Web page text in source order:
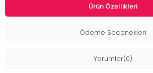
Ürün Özellikleri
Ödeme Seçenekleri
Yorumlar(0)